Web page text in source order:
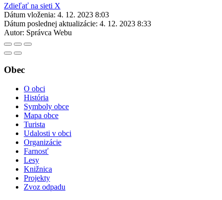
Zdieľať na sieti X
Dátum vloženia: 4. 12. 2023 8:03
Dátum poslednej aktualizácie: 4. 12. 2023 8:33
Autor: Správca Webu
Obec
O obci
História
Symboly obce
Mapa obce
Turista
Udalosti v obci
Organizácie
Farnosť
Lesy
Knižnica
Projekty
Zvoz odpadu